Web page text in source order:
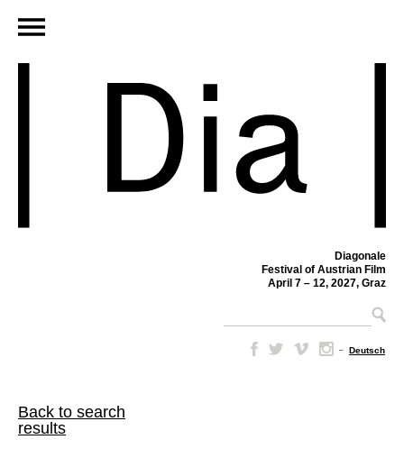
Diagonale
Festival of Austrian Film
April 7 – 12, 2027, Graz
– Deutsch
Back to search
results